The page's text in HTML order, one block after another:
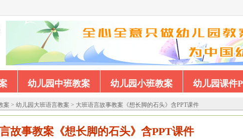
幼儿园中班教案 幼儿园小班教案 幼儿园课件
案 > 幼儿园大班语言教案 > 大班语言故事教案《想长脚的石头》含PPT课件
故事教案《想长脚的石头》含PPT课件